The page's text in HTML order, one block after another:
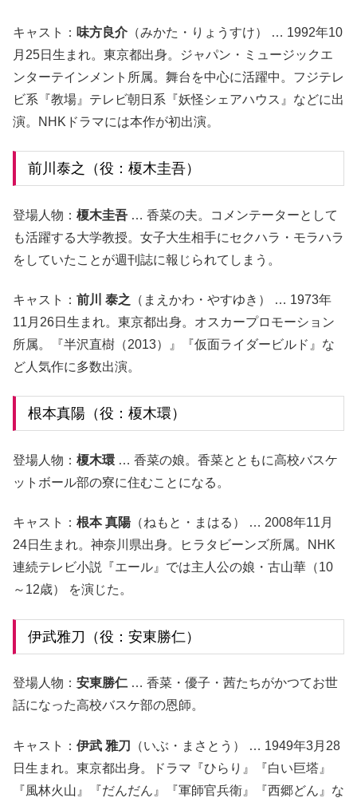
キャスト： 味方良介 （みかた・りょうすけ） … 1992年10
月25日生まれ。東京都出身。ジャパン・ミュージックエ
ンターテインメント所属。舞台を中心に活躍中。フジテレ
ビ系『教場』テレビ朝日系『妖怪シェアハウス』などに出
演。NHKドラマには本作が初出演。
前川泰之（役：榎木圭吾）
登場人物： 榎木圭吾 … 香菜の夫。コメンテーターとして
も活躍する大学教授。女子大生相手にセクハラ・モラハラ
をしていたことが週刊誌に報じられてしまう。
キャスト： 前川 泰之 （まえかわ・やすゆき） … 1973年
11月26日生まれ。東京都出身。オスカープロモーション
所属。『半沢直樹（2013）』『仮面ライダービルド』な
ど人気作に多数出演。
根本真陽（役：榎木環）
登場人物： 榎木環 … 香菜の娘。香菜とともに高校バスケ
ットボール部の寮に住むことになる。
キャスト： 根本 真陽 （ねもと・まはる） … 2008年11月
24日生まれ。神奈川県出身。ヒラタビーンズ所属。NHK
連続テレビ小説『エール』では主人公の娘・古山華（10
～12歳） を演じた。
伊武雅刀（役：安東勝仁）
登場人物： 安東勝仁… 香菜・優子・茜たちがかつてお世
話になった高校バスケ部の恩師。
キャスト： 伊武 雅刀
（いぶ・まさとう） … 1949年3月28
日生まれ。東京都出身。ドラマ『ひらり』『白い巨塔』
『風林火山』『だんだん』『軍師官兵衛』『西郷どん』な